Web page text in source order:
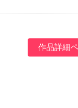
作品詳細